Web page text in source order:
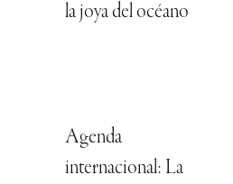
la joya del océano
Agenda
internacional: La